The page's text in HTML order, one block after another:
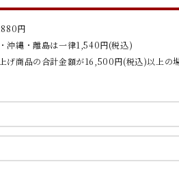
円
沖縄・離島は一律1,540円(税込)
げ商品の合計金額が16,500円(税込)以上の